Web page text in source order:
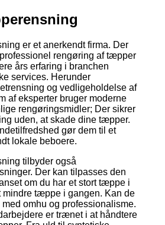
er et anerkendt firma. Der
rengøring af tæpper
års erfaring i branchen
services. Herunder
og vedligeholdelse af
af eksperter bruger moderne
rengøringsmidler; Der sikrer
uden, at skade dine tæpper.
gør dem til et
lokale beboere.
tilbyder også
Der kan tilpasses den
om du har et stort tæppe i
mindre tæppe i gangen. Kan de
omhu og professionalisme.
er trænet i at håndtere